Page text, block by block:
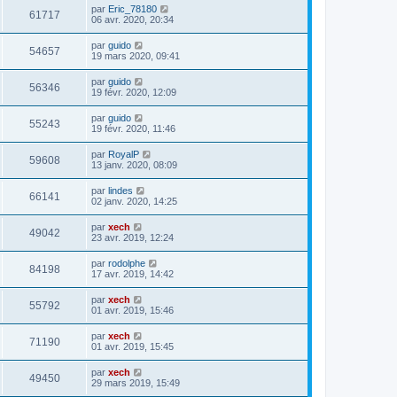
61717 par Eric_78180
06 avr. 2020, 20:34
54657 par guido
19 mars 2020, 09:41
56346 par guido
19 févr. 2020, 12:09
55243 par guido
19 févr. 2020, 11:46
59608 par RoyalP
13 janv. 2020, 08:09
66141 par lindes
02 janv. 2020, 14:25
49042 par xech
23 avr. 2019, 12:24
84198 par rodolphe
17 avr. 2019, 14:42
55792 par xech
01 avr. 2019, 15:46
71190 par xech
01 avr. 2019, 15:45
49450 par xech
29 mars 2019, 15:49